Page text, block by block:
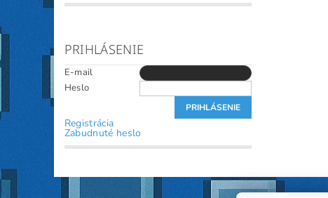
PRIHLÁSENIE
E-mail
Heslo
Registrácia
Zabudnuté heslo